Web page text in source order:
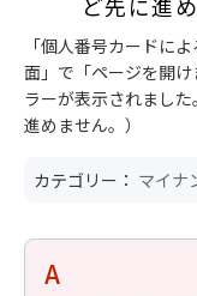
「個人番号カードに
面」で「ページを開
ラーが表示されまし
進めません。）
カテゴリー： マイナ